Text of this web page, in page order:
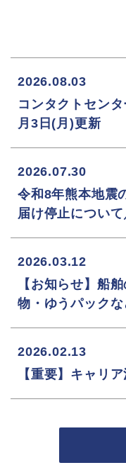
2026.08.03
コンタクトセン
月3日(月)更新
2026.07.30
令和8年熊本地震
届け停止につい
2026.03.12
【お知らせ】船
物・ゆうパック
2026.02.13
【重要】キャリ